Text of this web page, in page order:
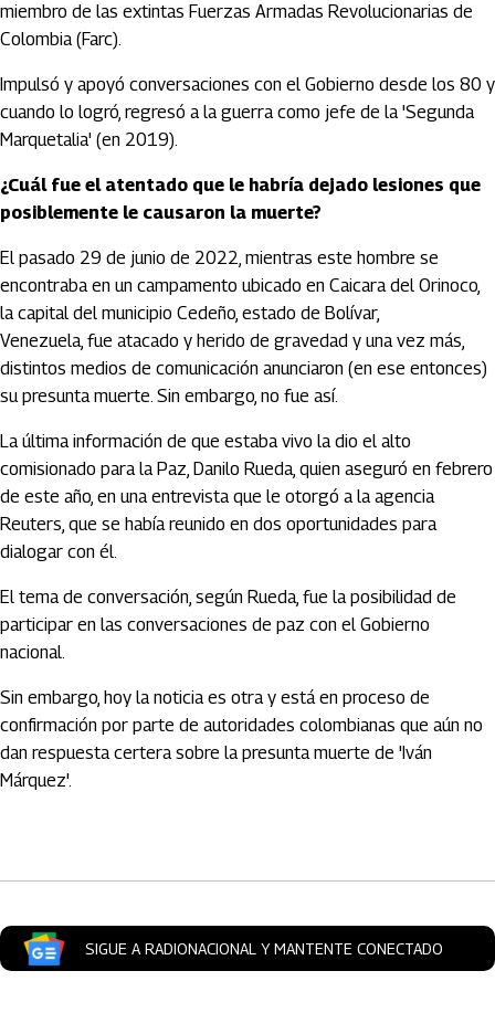
miembro de las extintas Fuerzas Armadas Revolucionarias de
Colombia (Farc).
Impulsó y apoyó conversaciones con el Gobierno desde los 80 y
cuando lo logró, regresó a la guerra como jefe de la 'Segunda
Marquetalia' (en 2019).
¿Cuál fue el atentado que le habría dejado lesiones que
posiblemente le causaron la muerte?
El pasado 29 de junio de 2022, mientras este hombre se
encontraba en un campamento ubicado en Caicara del Orinoco,
la capital del municipio Cedeño, estado de Bolívar,
Venezuela, fue atacado y herido de gravedad y una vez más,
distintos medios de comunicación anunciaron (en ese entonces)
su presunta muerte. Sin embargo, no fue así.
La última información de que estaba vivo la dio el alto
comisionado para la Paz, Danilo Rueda, quien aseguró en febrero
de este año, en una entrevista que le otorgó a la agencia
Reuters, que se había reunido en dos oportunidades para
dialogar con él.
El tema de conversación, según Rueda, fue la posibilidad de
participar en las conversaciones de paz con el Gobierno
nacional.
Sin embargo, hoy la noticia es otra y está en proceso de
confirmación por parte de autoridades colombianas que aún no
dan respuesta certera sobre la presunta muerte de 'Iván
Márquez'.
SIGUE A RADIONACIONAL Y MANTENTE CONECTADO